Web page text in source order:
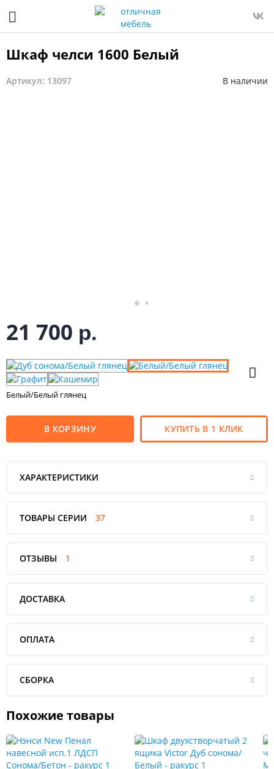
Шкаф челси 1600 Белый
Артикул: 13097 В наличии
21 700 р.
Белый/Белый глянец
В КОРЗИНУ КУПИТЬ В 1 КЛИК
ХАРАКТЕРИСТИКИ
ТОВАРЫ СЕРИИ 37
ОТЗЫВЫ 1
ДОСТАВКА
ОПЛАТА
СБОРКА
Похожие товары